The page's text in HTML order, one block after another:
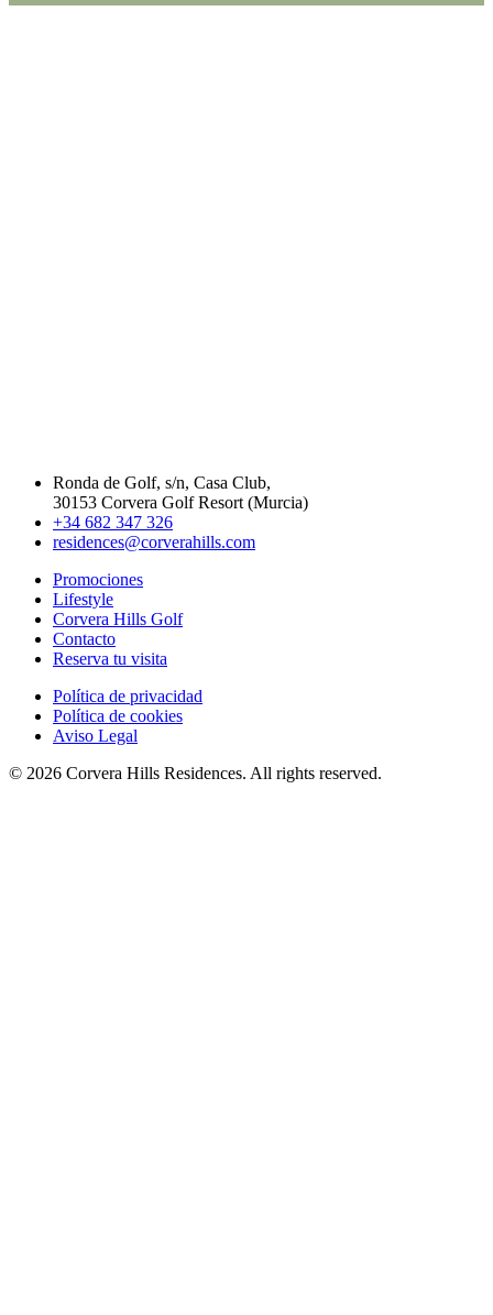
Ronda de Golf, s/n, Casa Club,
30153 Corvera Golf Resort (Murcia)
+34 682 347 326
residences@corverahills.com
Promociones
Lifestyle
Corvera Hills Golf
Contacto
Reserva tu visita
Política de privacidad
Política de cookies
Aviso Legal
© 2026 Corvera Hills Residences. All rights reserved.